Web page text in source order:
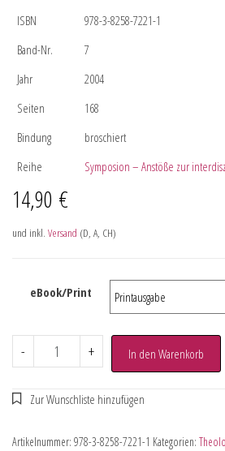
ISBN
978-3-8258-7221-1
Band-Nr.
7
Jahr
2004
Seiten
168
Bindung
broschiert
Reihe
Symposion – Anstöße zur
14,90 €
und inkl. Versand (D, A, CH)
eBook/Print
- + In den Warenkorb
Artikelnummer: 978-3-8258-7221-1 Kategorien: